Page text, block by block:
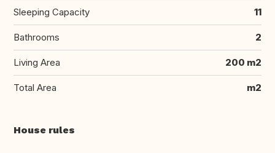
Sleeping Capacity 11
Bathrooms 2
Living Area 200 m2
Total Area m2
House rules